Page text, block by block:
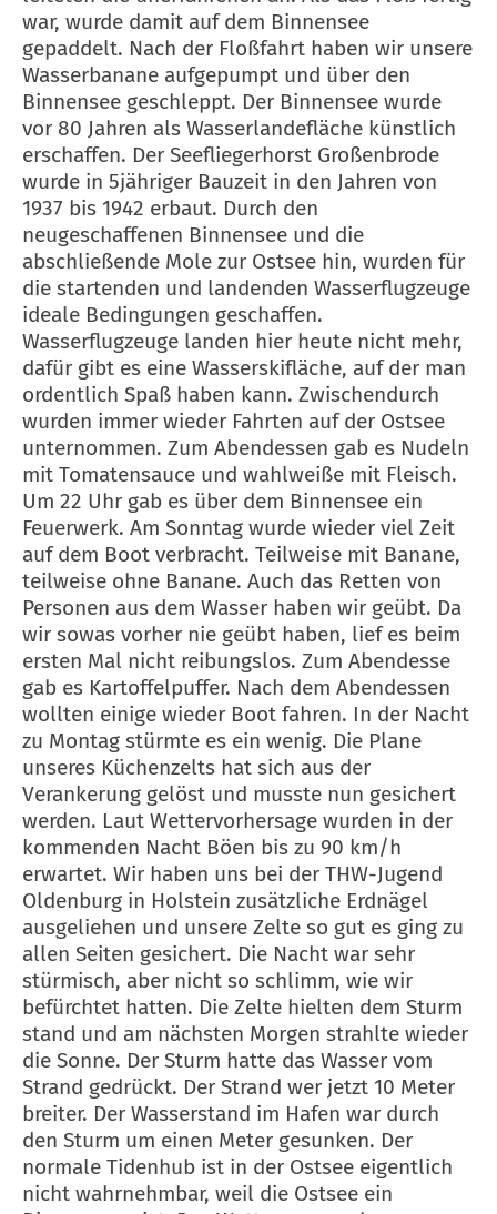
war, wurde damit auf dem Binnensee
gepaddelt. Nach der Floßfahrt haben wir unsere
Wasserbanane aufgepumpt und über den
Binnensee geschleppt. Der Binnensee wurde
vor 80 Jahren als Wasserlandefläche künstlich
erschaffen. Der Seefliegerhorst Großenbrode
wurde in 5jähriger Bauzeit in den Jahren von
1937 bis 1942 erbaut. Durch den
neugeschaffenen Binnensee und die
abschließende Mole zur Ostsee hin, wurden für
die startenden und landenden Wasserflugzeuge
ideale Bedingungen geschaffen.
Wasserflugzeuge landen hier heute nicht mehr,
dafür gibt es eine Wasserskifläche, auf der man
ordentlich Spaß haben kann. Zwischendurch
wurden immer wieder Fahrten auf der Ostsee
unternommen. Zum Abendessen gab es Nudeln
mit Tomatensauce und wahlweiße mit Fleisch.
Um 22 Uhr gab es über dem Binnensee ein
Feuerwerk. Am Sonntag wurde wieder viel Zeit
auf dem Boot verbracht. Teilweise mit Banane,
teilweise ohne Banane. Auch das Retten von
Personen aus dem Wasser haben wir geübt. Da
wir sowas vorher nie geübt haben, lief es beim
ersten Mal nicht reibungslos. Zum Abendesse
gab es Kartoffelpuffer. Nach dem Abendessen
wollten einige wieder Boot fahren. In der Nacht
zu Montag stürmte es ein wenig. Die Plane
unseres Küchenzelts hat sich aus der
Verankerung gelöst und musste nun gesichert
werden. Laut Wettervorhersage wurden in der
kommenden Nacht Böen bis zu 90 km/h
erwartet. Wir haben uns bei der THW-Jugend
Oldenburg in Holstein zusätzliche Erdnägel
ausgeliehen und unsere Zelte so gut es ging zu
allen Seiten gesichert. Die Nacht war sehr
stürmisch, aber nicht so schlimm, wie wir
befürchtet hatten. Die Zelte hielten dem Sturm
stand und am nächsten Morgen strahlte wieder
die Sonne. Der Sturm hatte das Wasser vom
Strand gedrückt. Der Strand wer jetzt 10 Meter
breiter. Der Wasserstand im Hafen war durch
den Sturm um einen Meter gesunken. Der
normale Tidenhub ist in der Ostsee eigentlich
nicht wahrnehmbar, weil die Ostsee ein